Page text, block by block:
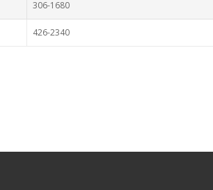
306-1680
426-2340